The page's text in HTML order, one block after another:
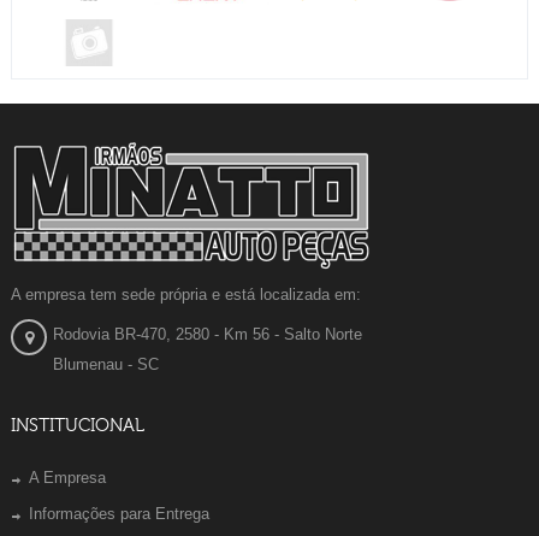
A empresa tem sede própria e está localizada em:
Rodovia BR-470, 2580 - Km 56 - Salto Norte
Blumenau - SC
INSTITUCIONAL
A Empresa
Informações para Entrega